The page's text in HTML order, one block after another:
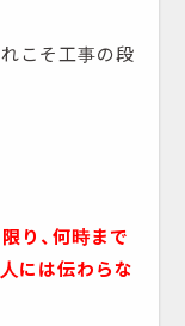
こそ工事の段
り、何時まで
には伝わらな